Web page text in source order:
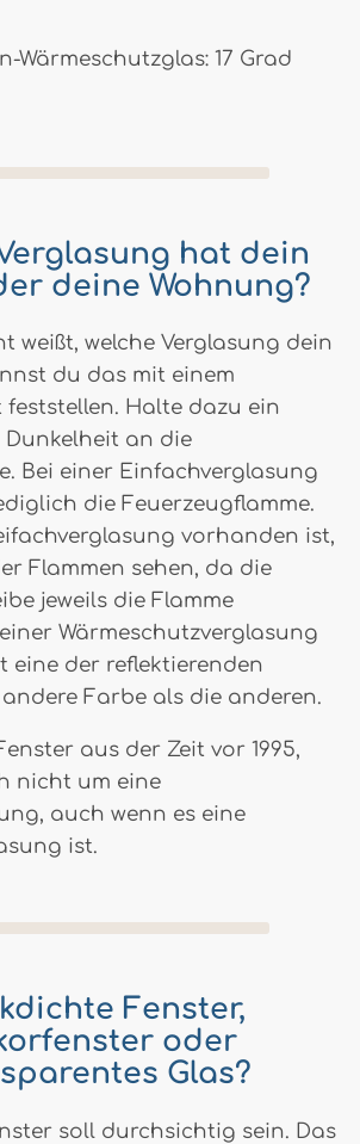
Wärmeschutzglas: 17 Grad
hat dein
deine Wohnung?
weißt, welche Verglasung dein
du das mit einem
feststellen. Halte dazu ein
Dunkelheit an die
Bei einer Einfachverglasung
die Feuerzeugflamme.
vorhanden ist,
Flammen sehen, da die
jeweils die Flamme
Wärmeschutzverglasung
eine der reflektierenden
Farbe als die anderen.
aus der Zeit vor 1995,
nicht um eine
auch wenn es eine
ist.
Fenster,
oder
Glas?
soll durchsichtig sein. Das